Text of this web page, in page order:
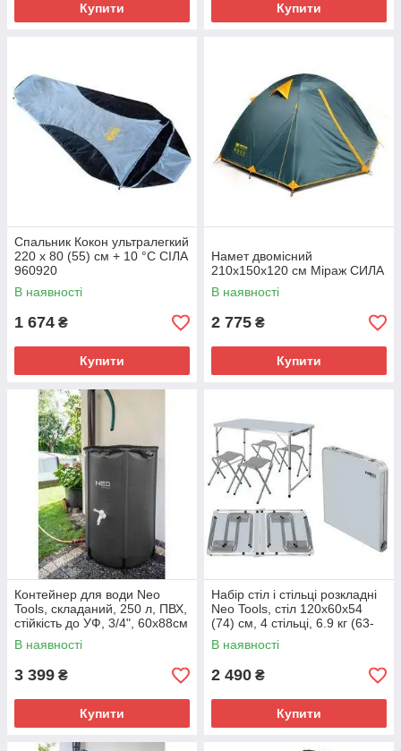
Купити Купити
Спальник Кокон ультралегкий
220 х 80 (55) см + 10 °C СІЛА
960920
В наявності
1 674 ₴
Купити
Намет двомісний
210x150x120 см Міраж СИЛА
В наявності
2 775 ₴
Купити
Контейнер для води Neo
Tools, складаний, 250 л, ПВХ,
стійкість до УФ, 3/4", 60х88см
(15-951)
В наявності
3 399 ₴
Купити
Набір стіл і стільці розкладні
Neo Tools, стіл 120х60х54
(74) см, 4 стільці, 6.9 кг (63-
159)
В наявності
2 490 ₴
Купити